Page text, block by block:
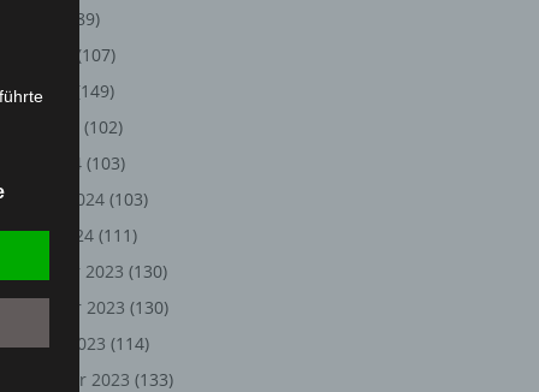
(89)
(107)
Mai 2024
(149)
(102)
März 2024 (103)
2024 (103)
2024 (111)
Dezember 2023 (130)
November 2023 (130)
2023 (114)
September 2023 (133)